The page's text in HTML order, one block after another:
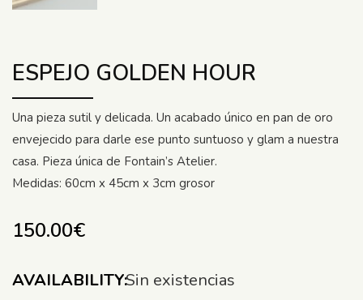
ESPEJO GOLDEN HOUR
Una pieza sutil y delicada. Un acabado único en pan de oro
envejecido para darle ese punto suntuoso y glam a nuestra
casa. Pieza única de Fontain’s Atelier.
Medidas: 60cm x 45cm x 3cm grosor
150.00€
AVAILABILITY:Sin existencias